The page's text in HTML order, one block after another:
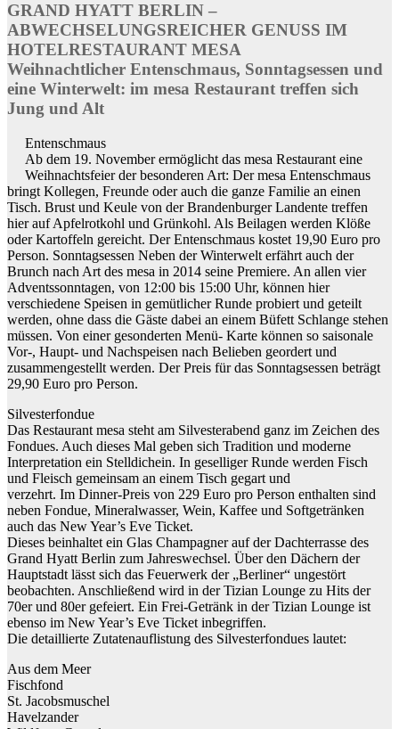
GRAND HYATT BERLIN –
ABWECHSELUNGSREICHER GENUSS IM
HOTELRESTAURANT MESA
Weihnachtlicher Entenschmaus, Sonntagsessen und
eine Winterwelt: im mesa Restaurant treffen sich
Jung und Alt
Entenschmaus
Ab dem 19. November ermöglicht das mesa Restaurant eine
Weihnachtsfeier der besonderen Art: Der mesa Entenschmaus
bringt Kollegen, Freunde oder auch die ganze Familie an einen
Tisch. Brust und Keule von der Brandenburger Landente treffen
hier auf Apfelrotkohl und Grünkohl. Als Beilagen werden Klöße
oder Kartoffeln gereicht. Der Entenschmaus kostet 19,90 Euro pro
Person. Sonntagsessen Neben der Winterwelt erfährt auch der
Brunch nach Art des mesa in 2014 seine Premiere. An allen vier
Adventssonntagen, von 12:00 bis 15:00 Uhr, können hier
verschiedene Speisen in gemütlicher Runde probiert und geteilt
werden, ohne dass die Gäste dabei an einem Büfett Schlange stehen
müssen. Von einer gesonderten Menü- Karte können so saisonale
Vor-, Haupt- und Nachspeisen nach Belieben geordert und
zusammengestellt werden. Der Preis für das Sonntagsessen beträgt
29,90 Euro pro Person.
Silvesterfondue
Das Restaurant mesa steht am Silvesterabend ganz im Zeichen des
Fondues. Auch dieses Mal geben sich Tradition und moderne
Interpretation ein Stelldichein. In geselliger Runde werden Fisch
und Fleisch gemeinsam an einem Tisch gegart und
verzehrt. Im Dinner-Preis von 229 Euro pro Person enthalten sind
neben Fondue, Mineralwasser, Wein, Kaffee und Softgetränken
auch das New Year’s Eve Ticket.
Dieses beinhaltet ein Glas Champagner auf der Dachterrasse des
Grand Hyatt Berlin zum Jahreswechsel. Über den Dächern der
Hauptstadt lässt sich das Feuerwerk der „Berliner“ ungestört
beobachten. Anschließend wird in der Tizian Lounge zu Hits der
70er und 80er gefeiert. Ein Frei-Getränk in der Tizian Lounge ist
ebenso im New Year’s Eve Ticket inbegriffen.
Die detaillierte Zutatenauflistung des Silvesterfondues lautet:
Aus dem Meer
Fischfond
St. Jacobsmuschel
Havelzander